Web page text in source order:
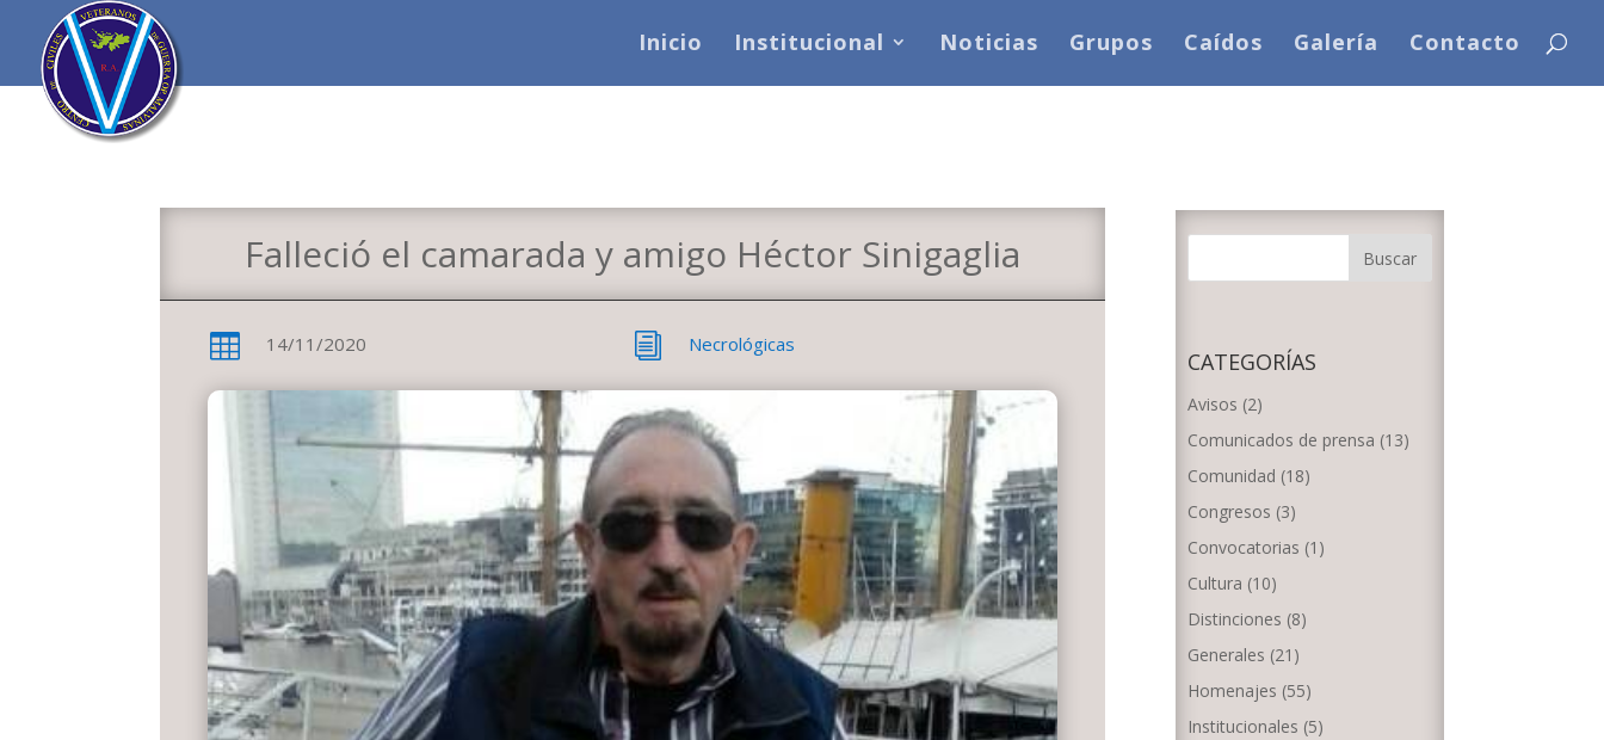
Inicio Institucional Noticias Grupos Caídos Galería Contacto
Falleció el camarada y amigo Héctor Sinigaglia
 14/11/2020 i Necrológicas
CATEGORÍAS
Avisos (2)
Comunicados de prensa (13)
Comunidad (18)
Congresos (3)
Convocatorias (1)
Cultura (10)
Distinciones (8)
Generales (21)
Homenajes (55)
Institucionales (5)